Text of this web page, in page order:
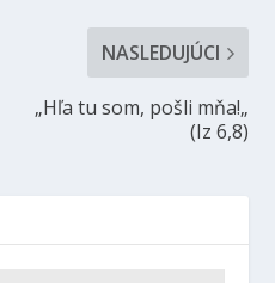
NASLEDUJÚCI
„Hľa tu som, pošli mňa!„
(Iz 6,8)